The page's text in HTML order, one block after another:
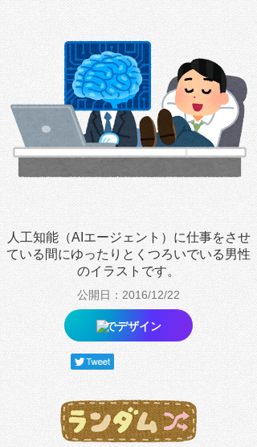
人工知能（AIエージェント）に仕事をさせ
ている間にゆったりとくつろいでいる男性
のイラストです。
公開日：2016/12/22
でデザイン